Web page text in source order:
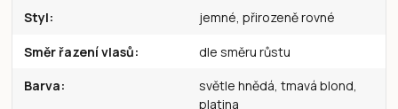
Styl jemné, přirozeně rovné
Směr řazení vlasů dle směru růstu
Barva
světle hnědá, tmavá blond,
platina